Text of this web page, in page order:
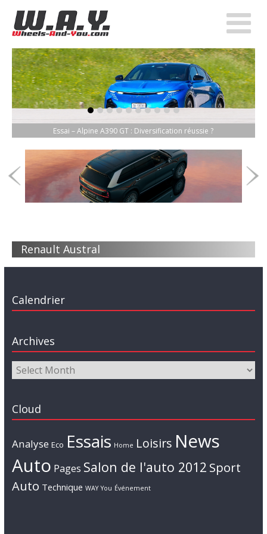
Essai – Alpine A390 GT : Diversification réussie ?
item-0
item-1
item-2
item-3
item-4
item-5
item-6
item-7
item-8
item-9
Renault Austral
Calendrier
Archives
Cloud
Analyse Eco Essais Home Loisirs News
Auto Pages Salon de l'auto 2012 Sport
Auto Technique WAY You Événement